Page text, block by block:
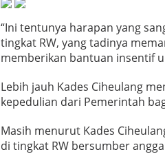
“Ini tentunya harapan yang
tingkat RW, yang tadinya
memberikan bantuan insentif
Lebih jauh Kades Ciheulang
kepedulian dari Pemerintah
Masih menurut Kades
di tingkat RW bersumber